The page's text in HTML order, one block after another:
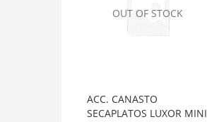
OUT OF STOCK
ACC. CANASTO
SECAPLATOS LUXOR MINI